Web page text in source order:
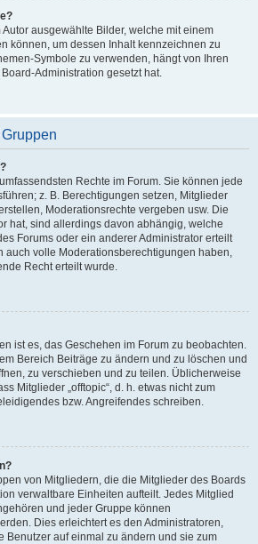
ausgewählte Bilder, welche mit einem
können, um dessen Inhalt kennzeichnen zu
Symbole zu verwenden, hängt von Ihren
Administration gesetzt hat.
Rechte im Forum. Sie können jede
z. B. Berechtigungen setzen, Mitglieder
Moderationsrechte vergeben usw. Die
hat, sind allerdings davon abhängig, welche
Forums oder ein anderer Administrator erteilt
auch volle Moderationsberechtigungen haben,
Recht erteilt wurde.
ist es, das Geschehen im Forum zu beobachten.
Bereich Beiträge zu ändern und zu löschen und
zu verschieben und zu teilen. Üblicherweise
Mitglieder „offtopic“, d. h. etwas nicht zum
bzw. Angreifendes schreiben.
von Mitgliedern, die die Mitglieder des Boards
verwaltbare Einheiten aufteilt. Jedes Mitglied
und jeder Gruppe können
Dies erleichtert es den Administratoren,
Benutzer auf einmal zu ändern und sie zum